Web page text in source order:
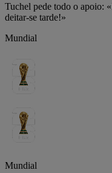
Tuchel pede todo o apoio:
deitar-se tarde!»
Mundial
Mundial